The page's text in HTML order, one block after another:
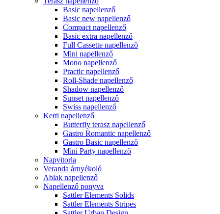
Basic napellenző
Basic new napellenző
Compact napellenző
Basic extra napellenző
Full Cassette napellenző
Mini napellenző
Mono napellenző
Practic napellenző
Roll-Shade napellenző
Shadow napellenző
Sunset napellenző
Swiss napellenző
Kerti napellenző
Butterfly terasz napellenző
Gastro Romantic napellenző
Gastro Basic napellenző
Mini Party napellenző
Napvitorla
Veranda árnyékoló
Ablak napellenző
Napellenző ponyva
Sattler Elements Solids
Sattler Elements Stripes